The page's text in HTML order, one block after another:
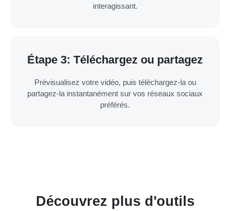
interagissant.
Étape 3: Téléchargez ou partagez
Prévisualisez votre vidéo, puis téléchargez-la ou
partagez-la instantanément sur vos réseaux sociaux
préférés.
Découvrez plus d'outils